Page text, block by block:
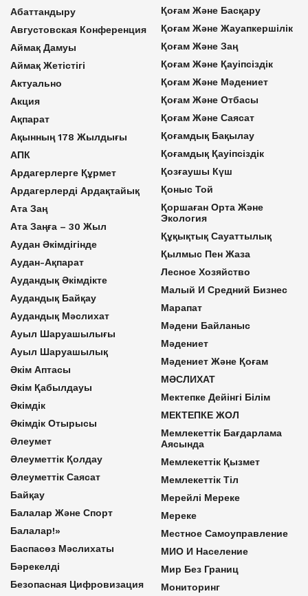
Абаттандыру
Августовская Конференция
Аймақ Дамуы
Аймақ Жетістігі
Актуально
Акция
Ақпарат
Ақынның 178 Жылдығы
АПК
Ардагерлерге Құрмет
Ардагерлерді Ардақтайық
Ата Заң
Ата Заңға – 30 Жыл
Аудан Әкімдігінде
Аудан-Ақпарат
Аудандық Әкімдікте
Аудандық Байқау
Аудандық Мәслихат
Ауыл Шаруашылығы
Ауыл Шаруашылық
Әкім Аптасы
Әкім Қабылдауы
Әкімдік
Әкімдік Отырысы
Әлеумет
Әлеуметтік Қолдау
Әлеуметтік Саясат
Байқау
Балалар Және Спорт
Балалар!»
Баспасөз Мәслихаты
Бәрекелді
Безопасная Цифровизация
Қоғам Және Басқару
Қоғам Және Жауапкершілік
Қоғам Және Заң
Қоғам Және Қауіпсіздік
Қоғам Және Мәдениет
Қоғам Және Отбасы
Қоғам Және Саясат
Қоғамдық Бақылау
Қоғамдық Қауіпсіздік
Қозғаушы Күш
Қоныс Той
Қоршаған Орта Және
Экология
Құқықтық Сауаттылық
Қылмыс Пен Жаза
Лесное Хозяйство
Малый И Средний Бизнес
Марапат
Мәдени Байланыс
Мәдениет
Мәдениет Және Қоғам
МӘСЛИХАТ
Мектепке Дейінгі Білім
МЕКТЕПКЕ ЖОЛ
Мемлекеттік Бағдарлама
Аясында
Мемлекеттік Қызмет
Мемлекеттік Тіл
Мерейлі Мереке
Мереке
Местное Самоуправление
МИО И Население
Мир Без Границ
Мониторинг